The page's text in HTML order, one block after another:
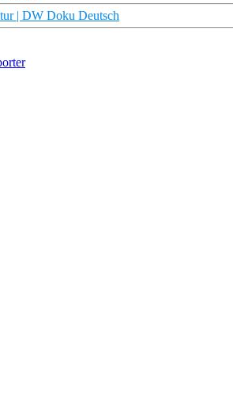
| DW Doku Deutsch